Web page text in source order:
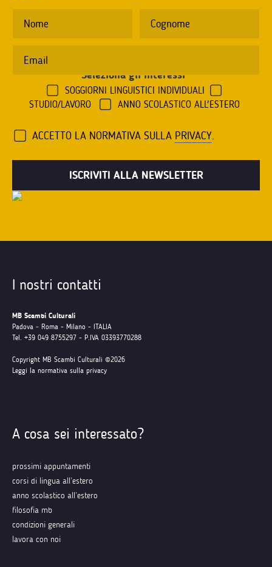
Seleziona gli interessi
SOGGIORNI LINGUISTICI INDIVIDUALI
STUDIO/LAVORO
ANNO SCOLASTICO ALL'ESTERO
ACCETTO LA NORMATIVA SULLA PRIVACY.
I nostri contatti
MB Scambi Culturali
Padova - Roma - Milano - ITALIA
Tel. +39 049 8755297 - P.IVA 03393770288
Copyright MB Scambi Culturali ©2026
Leggi la normativa sulla privacy
A cosa sei interessato?
prossimi appuntamenti
corsi di lingua all’estero
anno scolastico all’estero
filosofia mb
condizioni generali
lavora con noi